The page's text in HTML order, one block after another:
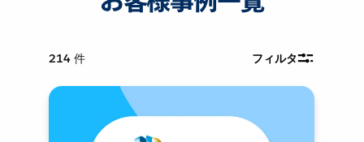
214 件 フィルタ